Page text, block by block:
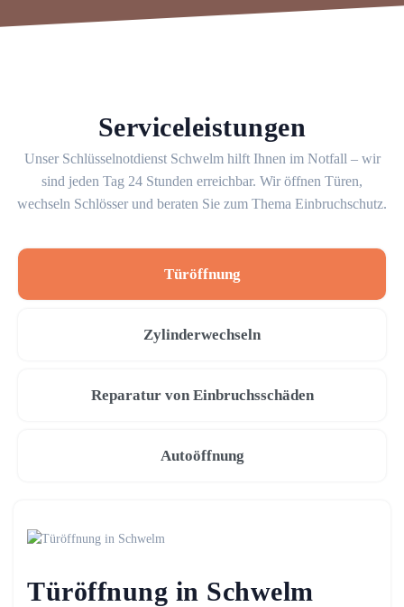
Serviceleistungen
Unser Schlüsselnotdienst Schwelm hilft Ihnen im Notfall – wir
sind jeden Tag 24 Stunden erreichbar. Wir öffnen Türen,
wechseln Schlösser und beraten Sie zum Thema Einbruchschutz.
Türöffnung
Zylinderwechseln
Reparatur von Einbruchsschäden
Autoöffnung
Türöffnung in Schwelm